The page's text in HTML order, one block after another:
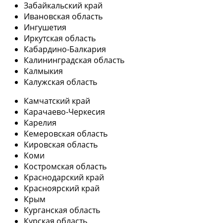
Забайкальский край
Ивановская область
Ингушетия
Иркутская область
Кабардино-Балкария
Калининградская область
Калмыкия
Калужская область
Камчатский край
Карачаево-Черкесия
Карелия
Кемеровская область
Кировская область
Коми
Костромская область
Краснодарский край
Красноярский край
Крым
Курганская область